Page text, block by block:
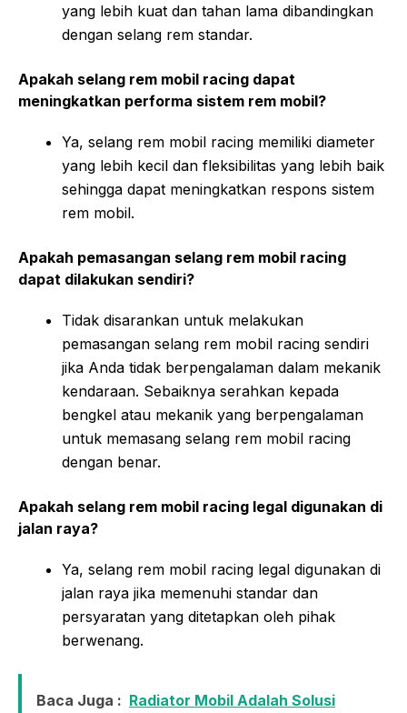
yang lebih kuat dan tahan lama dibandingkan
dengan selang rem standar.
Apakah selang rem mobil racing dapat
meningkatkan performa sistem rem mobil?
Ya, selang rem mobil racing memiliki diameter
yang lebih kecil dan fleksibilitas yang lebih baik
sehingga dapat meningkatkan respons sistem
rem mobil.
Apakah pemasangan selang rem mobil racing
dapat dilakukan sendiri?
Tidak disarankan untuk melakukan
pemasangan selang rem mobil racing sendiri
jika Anda tidak berpengalaman dalam mekanik
kendaraan. Sebaiknya serahkan kepada
bengkel atau mekanik yang berpengalaman
untuk memasang selang rem mobil racing
dengan benar.
Apakah selang rem mobil racing legal digunakan di
jalan raya?
Ya, selang rem mobil racing legal digunakan di
jalan raya jika memenuhi standar dan
persyaratan yang ditetapkan oleh pihak
berwenang.
Baca Juga : Radiator Mobil Adalah Solusi